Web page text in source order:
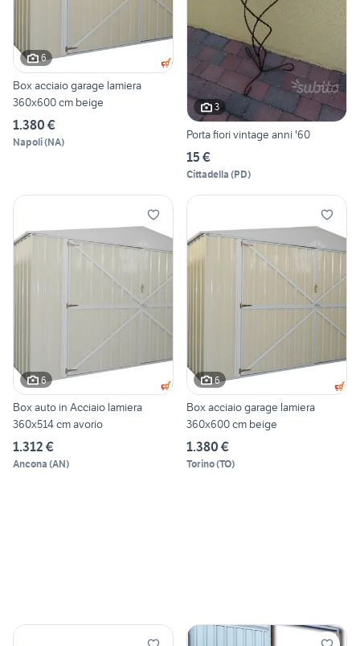
6
Box acciaio garage lamiera
360x600 cm beige
1.380 €
Napoli(NA)
3
Porta fiori vintage anni '60
15 €
Cittadella (PD)
6
Box auto in Acciaio lamiera
360x514 cm avorio
1.312 €
Ancona (AN)
6
Box acciaio garage lamiera
360x600 cm beige
1.380 €
Torino(TO)